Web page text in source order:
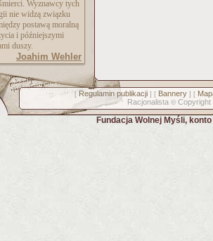
Wyznawcy tych
nie widzą związku
postawą moralną
i późniejszymi
duszy.
Joahim Wehler
[ Regulamin publikacji] [ Bannery] [
Racjonalista © Copyright
Fundacja Wolnej Myśli,